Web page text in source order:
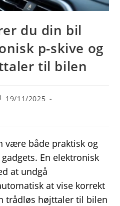
du din bil
p-skive og
til bilen
19/11/2025
være både praktisk og
En elektronisk
at undgå
at vise korrekt
trådløs højttaler til bilen